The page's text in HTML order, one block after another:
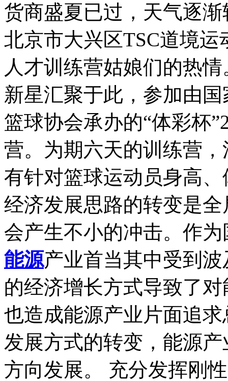
货商盛夏已过，天气逐
北京市大兴区TSC道境
人才训练营姑娘们的热
新星汇聚于此，参加由
篮球协会承办的“体彩杯
营。为期六天的训练营
有针对篮球运动员身高、
经济发展思路的转变是
会产生不小的冲击。作
能源产业首当其中受到
的经济增长方式导致了
也造成能源产业片面追
发展方式的转变，能源
方向发展。 充分发挥刚